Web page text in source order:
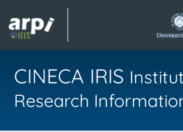
CINECA IRIS
Research